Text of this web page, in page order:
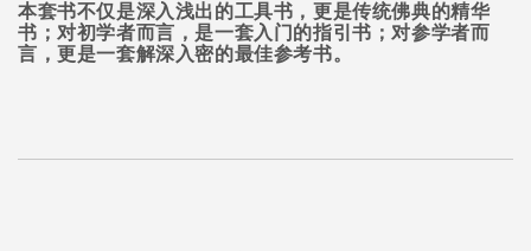
本套书不仅是深入浅出的工具书，更是传统佛典的精华
书；对初学者而言，是一套入门的指引书；对参学者而
言，更是一套解深入密的最佳参考书。